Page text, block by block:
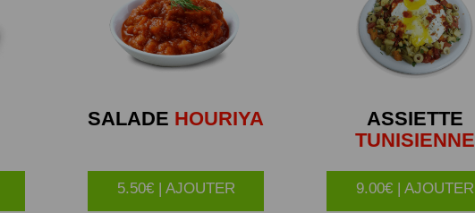
SALADE HOURIYA
5.50€ | AJOUTER
ASSIETTE
TUNISIENNE
9.00€ | AJOUTER